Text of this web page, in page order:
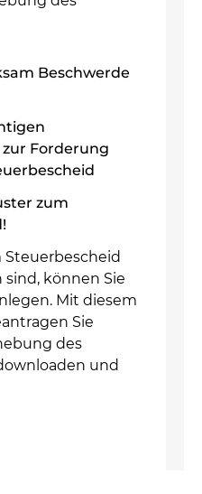
Beschwerde
Forderung
zum
können Sie
Mit diesem
Sie
des
und